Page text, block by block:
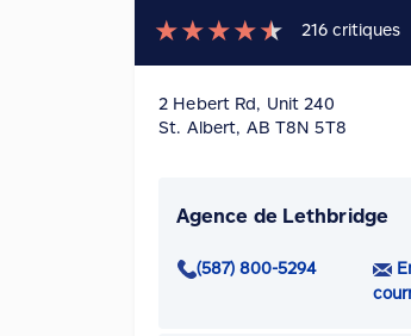
★★★★★ 216 critiques
2 Hebert Rd, Unit 240
St. Albert, AB T8N 5T8
Agence de Lethbridge
(587) 800-5294